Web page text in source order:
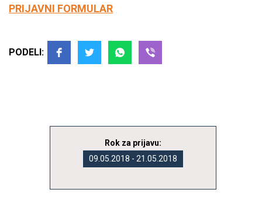
PRIJAVNI FORMULAR
PODELI:
Rok za prijavu:
09.05.2018 - 21.05.2018